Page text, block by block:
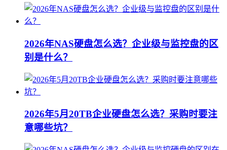
2026年NAS硬盘怎么选？企业级与监控盘的区
别是什么？
2026年5月20TB企业硬盘怎么选？采购时要注
意哪些坑？